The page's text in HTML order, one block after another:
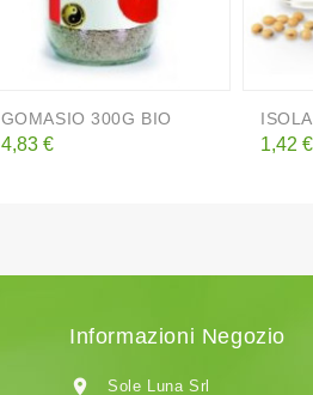
GOMASIO 300G BIO
Prezzo
4,83 € Prezzo
1,42 €
Informazioni Negozio

Sole Luna Srl